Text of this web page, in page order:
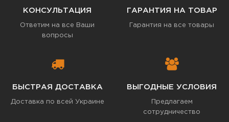
КОНСУЛЬТАЦИЯ
Ответим на все Ваши
вопросы
ГАРАНТИЯ НА ТОВАР
Гарантия на все товары
БЫСТРАЯ ДОСТАВКА
Доставка по всей Украине
ВЫГОДНЫЕ УСЛОВИЯ
Предлагаем
сотрудничество